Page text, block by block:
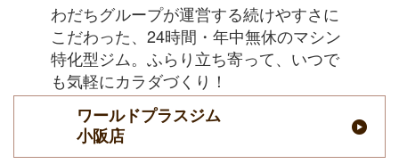
わだちグループが運営する続けやすさに
こだわった、24時間・年中無休のマシン
特化型ジム。ふらり立ち寄って、いつで
も気軽にカラダづくり！
ワールドプラスジム
小阪店